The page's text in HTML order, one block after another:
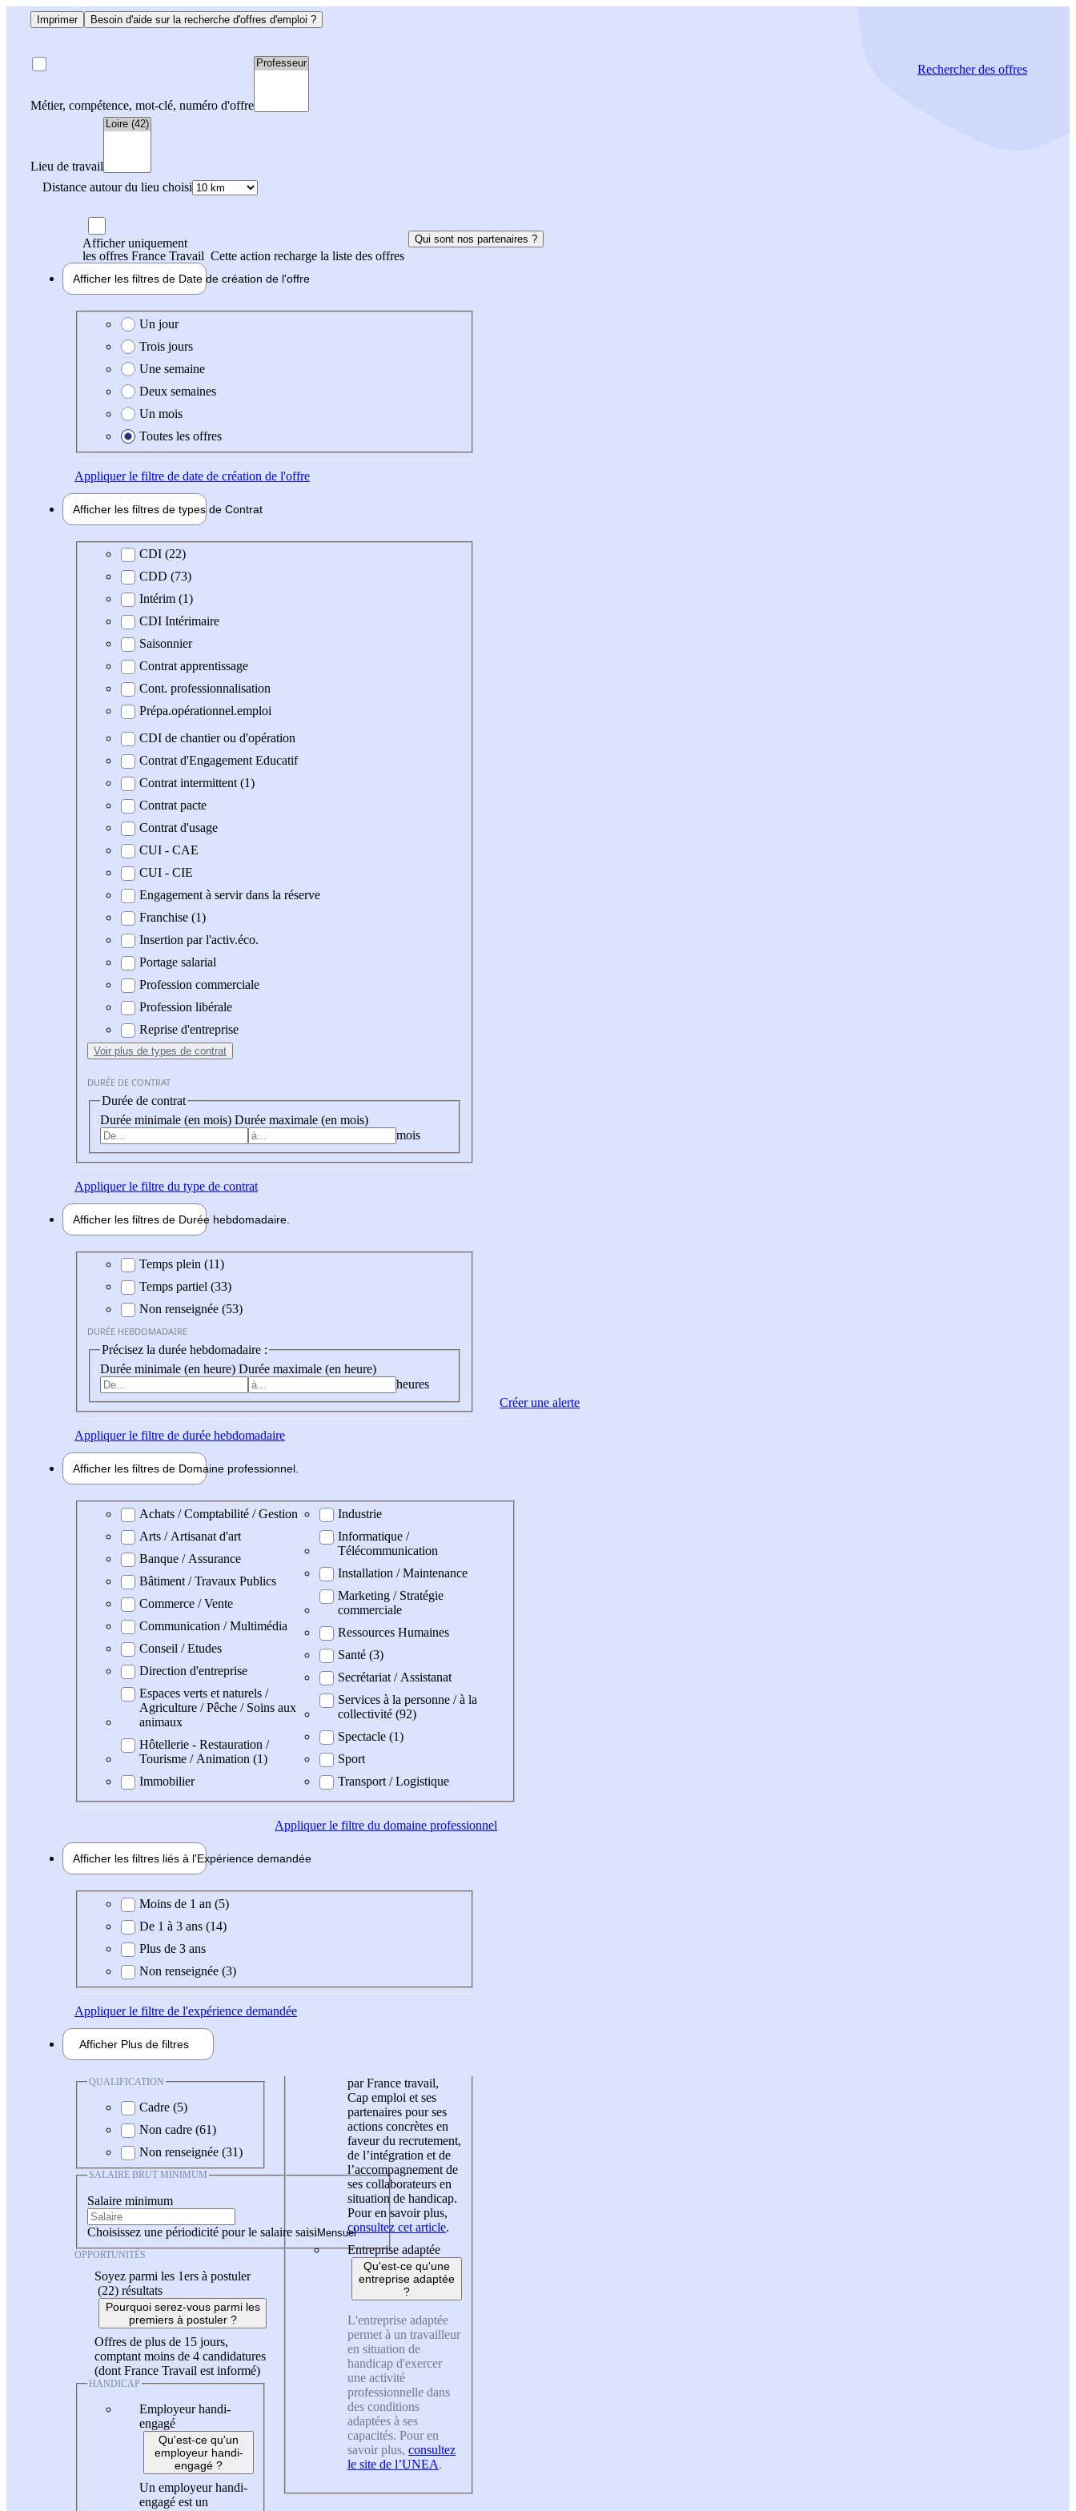
Imprimer Besoin d'aide sur la recherche d'offres d'emploi ?
Métier, compétence, mot-clé, numéro d'offre
Lieu de travail
Distance autour du lieu choisi
Rechercherdes offres
Afficher uniquement
les offres France Travail Cette action recharge la liste des offres
Qui sont nos partenaires ?
Afficher les filtres de Date de création de l'offre
Date de création de l'offre
Un jour
Trois jours
Une semaine
Deux semaines
Un mois
Toutes les offres
Appliquerle filtre de date de création de l'offre
Afficher les filtres de types de Contrat
Type de contratCDI (22)
CDD (73)
Intérim (1)
CDI Intérimaire
Saisonnier
Contrat apprentissage
Cont. professionnalisation
Prépa.opérationnel.emploi
CDI de chantier ou d'opération
Contrat d'Engagement Educatif
Contrat intermittent (1)
Contrat pacte
Contrat d'usage
CUI - CAE
CUI - CIE
Engagement à servir dans la réserve
Franchise (1)
Insertion par l'activ.éco.
Portage salarial
Profession commerciale
Profession libérale
Reprise d'entreprise
Voir plus de types de contrat
DURÉE DE CONTRAT
Durée de contrat
Durée minimale (en mois) Durée maximale (en mois)
mois
Appliquerle filtre du type de contrat
Afficher les filtres de Durée hebdomadaire
Durée hebdomadaire
Temps plein (11)
Temps partiel (33)
Non renseignée (53)
DURÉE HEBDOMADAIRE
Précisez la durée hebdomadaire :
Durée minimale (en heure) Durée maximale (en heure)
heures
Appliquerle filtre de durée hebdomadaire
Afficher les filtres de Domaine professionnel
Domaine professionel
Achats / Comptabilité / Gestion
Arts / Artisanat d'art
Banque / Assurance
Bâtiment / Travaux Publics
Commerce / Vente
Communication / Multimédia
Conseil / Etudes
Direction d'entreprise
Espaces verts et naturels /
Agriculture / Pêche / Soins aux
animaux
Hôtellerie - Restauration /
Tourisme / Animation (1)
Immobilier
Industrie
Informatique /
Télécommunication
Installation / Maintenance
Marketing / Stratégie
commerciale
Ressources Humaines
Santé (3)
Secrétariat / Assistanat
Services à la personne / à la
collectivité (92)
Spectacle (1)
Sport
Transport / Logistique
Appliquerle filtre du domaine professionnel
Afficher les filtres liés à l'Expérience demandée
Expérience demandée
Moins de 1 an (5)
De 1 à 3 ans (14)
Plus de 3 ans
Non renseignée (3)
Appliquerle filtre de l'expérience demandée
Afficher Plus de filtres
QUALIFICATION
Cadre (5)
Non cadre (61)
Non renseignée (31)
SALAIRE BRUT MINIMUM
Salaire minimum
Choisissez une périodicité pour le salaire saisi
OPPORTUNITÉS
Soyez parmi les 1ers à postuler
(22) résultats
Pourquoi serez-vous parmi les
premiers à postuler ?
Offres de plus de 15 jours,
comptant moins de 4 candidatures
(dont France Travail est informé)
HANDICAP
Employeur handi-
engagé
Qu'est-ce qu'un
employeur handi-
engagé ?
Un employeur handi-
engagé est un
par France travail,
Cap emploi et ses
partenaires pour ses
actions concrètes en
faveur du recrutement,
de l’intégration et de
l’accompagnement de
ses collaborateurs en
situation de handicap.
Pour en savoir plus,
consultez cet article.
Entreprise adaptée
Qu'est-ce qu'une
entreprise adaptée
?
L'entreprise adaptée
permet à un travailleur
en situation de
handicap d'exercer
une activité
professionnelle dans
des conditions
adaptées à ses
capacités. Pour en
savoir plus, consultez
le site de l’UNEA.
Créer une alerte